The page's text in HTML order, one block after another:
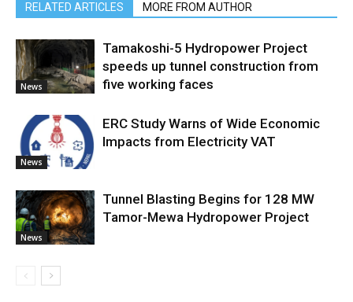
RELATED ARTICLES MORE FROM AUTHOR
News
Tamakoshi-5 Hydropower Project
speeds up tunnel construction from
five working faces
News
ERC Study Warns of Wide Economic
Impacts from Electricity VAT
News
Tunnel Blasting Begins for 128 MW
Tamor-Mewa Hydropower Project